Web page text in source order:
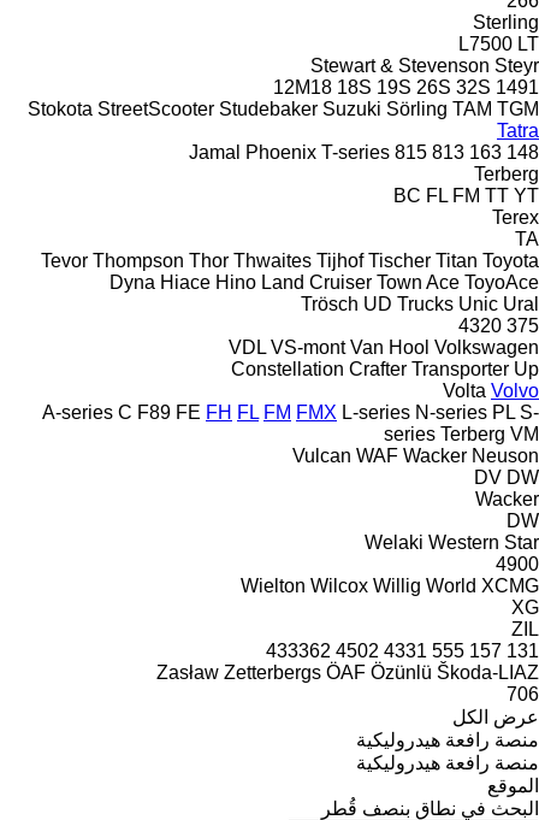
Sterling
L7500 LT
Stewart & Stevenson Steyr
12M18 18S 19S 26S 32S 1491
Stokota StreetScooter Studebaker Suzuki Sörling TAM TGM
Tatra
148
163
813
815
Jamal Phoenix T-series
Terberg
BC FL FM TT YT
Terex
TA
Tevor Thompson Thor Thwaites Tijhof Tischer Titan Toyota
Dyna Hiace Hino Land Cruiser Town Ace ToyoAce
Trösch UD Trucks Unic Ural
375
4320
VDL VS-mont Van Hool Volkswagen
Constellation Crafter Transporter Up
Volta Volvo
A-series C F89 FE FH FL FM FMX L-series N-series PL S-
series Terberg VM
Vulcan WAF Wacker Neuson
DV DW
Wacker
DW
Welaki Western Star
4900
Wielton Wilcox Willig World XCMG
XG
ZIL
131
157
555
4331
4502
433362
Zasław Zetterbergs ÖAF Özünlü Škoda-LIAZ
706
عرض الكل
منصة رافعة هيدروليكية
منصة رافعة هيدروليكية
الموقع
البحث في نطاق بنصف قُطر